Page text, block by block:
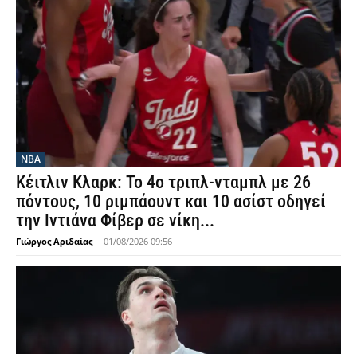
NBA
Κέιτλιν Κλαρκ: Το 4ο τριπλ-νταμπλ με 26
πόντους, 10 ριμπάουντ και 10 ασίστ οδηγεί
την Ιντιάνα Φίβερ σε νίκη...
Γιώργος Αριδαίας - 01/08/2026 09:56